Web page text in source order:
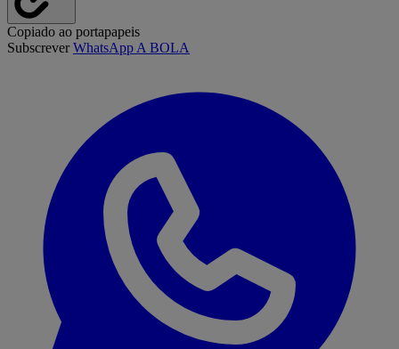
Copiado ao portapapeis
SubscreverWhatsApp A BOLA